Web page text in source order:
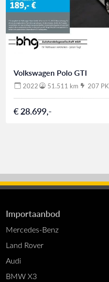
Volkswagen Polo GTI
2022 51.511 km 207 PK
€ 28.699,-
Importaanbod
Mercedes-Benz
Land Rover
Audi
BMW X3